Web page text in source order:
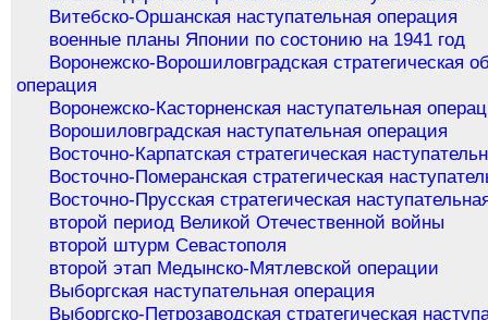
Витебско-Оршанская наступательная операция
военные планы Японии по состонию на 1941 год
Воронежско-Ворошиловградская стратегическая
операция
Воронежско-Касторненская наступательная
Ворошиловградская наступательная операция
Восточно-Карпатская стратегическая
Восточно-Померанская стратегическая
Восточно-Прусская стратегическая
второй период Великой Отечественной войны
второй штурм Севастополя
второй этап Медынско-Мятлевской операции
Выборгская наступательная операция
Выборгско-Петрозаводская стратегическая